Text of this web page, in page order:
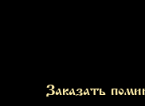
Заказать